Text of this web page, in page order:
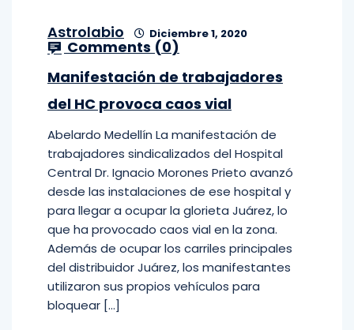
Astrolabio Diciembre 1, 2020
Comments (0)
Manifestación de trabajadores
del HC provoca caos vial
Abelardo Medellín La manifestación de
trabajadores sindicalizados del Hospital
Central Dr. Ignacio Morones Prieto avanzó
desde las instalaciones de ese hospital y
para llegar a ocupar la glorieta Juárez, lo
que ha provocado caos vial en la zona.
Además de ocupar los carriles principales
del distribuidor Juárez, los manifestantes
utilizaron sus propios vehículos para
bloquear […]